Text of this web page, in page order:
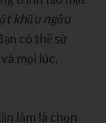
khẩu ngẫu
có thể sử
mọi lúc,
làm là chọn